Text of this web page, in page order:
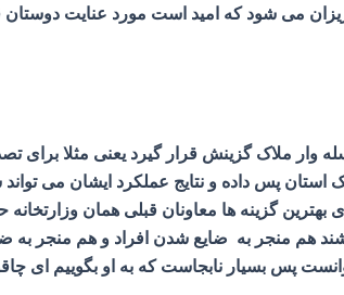
می شود که امید است مورد عنایت دوستان
وار ملاک گزینش قرار گیرد یعنی مثلا
پس داده و نتایج عملکرد ایشان می تواند
گزینه ها معاونان قبلی همان
باشند هم منجر به ضایع شدن افراد و هم
توانست پس بسیار نابجاست که به او بگوییم